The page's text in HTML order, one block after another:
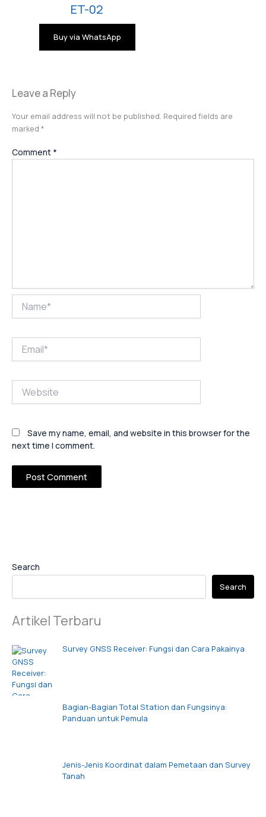
Search
Search
Artikel Terbaru
Survey GNSS Receiver: Fungsi dan Cara Pakainya
Bagian-Bagian Total Station dan Fungsinya:
Panduan untuk Pemula
Jenis-Jenis Koordinat dalam Pemetaan dan Survey
Tanah
ET-02
Buy via WhatsApp
Leave a Reply
Your email address will not be published. Required fields are
marked *
Comment *
Save my name, email, and website in this browser for the
next time I comment.